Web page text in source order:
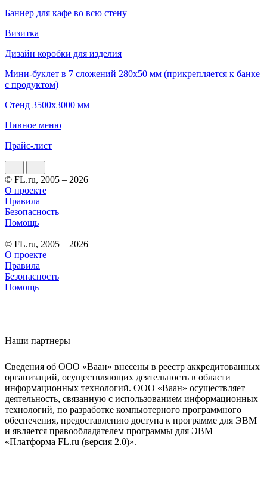
Баннер для кафе во всю стену
Визитка
Дизайн коробки для изделия
Мини-буклет в 7 сложений 280х50 мм (прикрепляется к банке
с продуктом)
Стенд 3500х3000 мм
Пивное меню
Прайс-лист
© FL.ru, 2005 – 2026
О проекте
Правила
Безопасность
Помощь
© FL.ru, 2005 – 2026
О проекте
Правила
Безопасность
Помощь
Наши партнеры
Сведения об ООО «Ваан» внесены в реестр аккредитованных
организаций, осуществляющих деятельность в области
информационных технологий. ООО «Ваан» осуществляет
деятельность, связанную с использованием информационных
технологий, по разработке компьютерного программного
обеспечения, предоставлению доступа к программе для ЭВМ
и является правообладателем программы для ЭВМ
«Платформа FL.ru (версия 2.0)».